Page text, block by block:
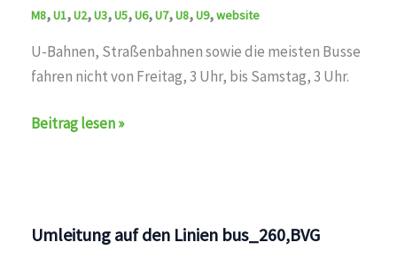
M8,U1,U2,U3,U5,U6,U7,U8,U9,website
U-Bahnen, Straßenbahnen sowie die meisten Busse
fahren nicht von Freitag, 3 Uhr, bis Samstag, 3 Uhr.
Die
bis
Beitrag lesen »
Umleitung auf den Linien bus_260,BVG